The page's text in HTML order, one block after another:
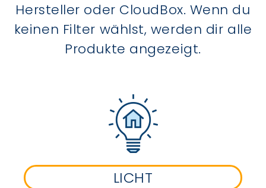
Hersteller oder CloudBox. Wenn du
keinen Filter wählst, werden dir alle
Produkte angezeigt.
LICHT